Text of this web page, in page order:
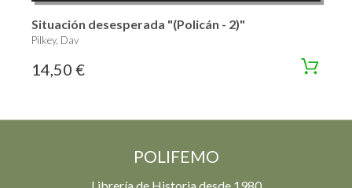
Situación desesperada "(Policán - 2)"
Pilkey, Dav
14,50 €
POLIFEMO